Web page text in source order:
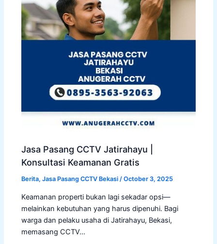
Jasa Pasang CCTV Jatirahayu |
Konsultasi Keamanan Gratis
Berita,Jasa Pasang CCTV Bekasi /October 3, 2025
Keamanan properti bukan lagi sekadar opsi—
melainkan kebutuhan yang harus dipenuhi. Bagi
warga dan pelaku usaha di Jatirahayu, Bekasi,
memasang CCTV…